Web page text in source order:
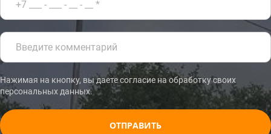
Нажимая на кнопку, вы даете согласие на обработку своих
персональных данных.
ОТПРАВИТЬ